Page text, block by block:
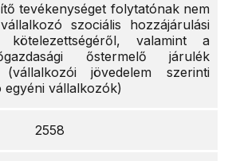
tevékenységet folytatónak nem
szociális hozzájárulási
valamint a
őstermelő járulék
(vállalkozói jövedelem szerinti
egyéni vállalkozók)
2558